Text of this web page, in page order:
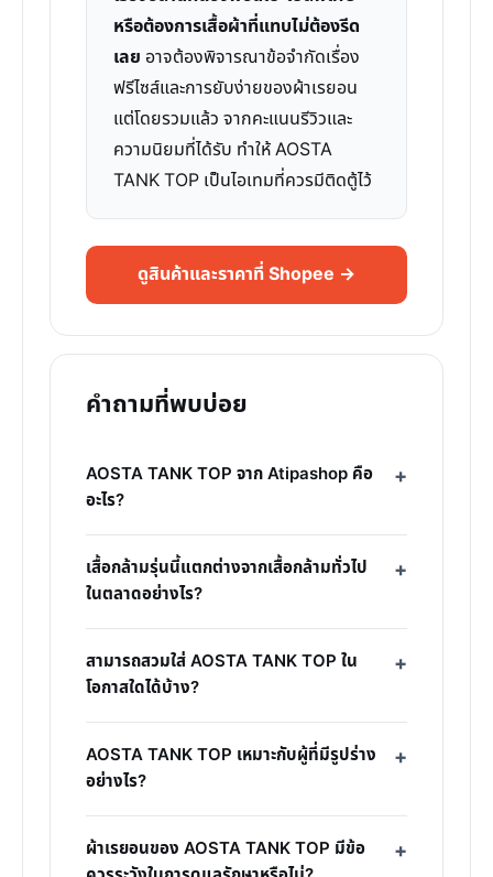
หรือต้องการเสื้อผ้าที่แทบไม่ต้องรีด
เลย อาจต้องพิจารณาข้อจำกัดเรื่อง
ฟรีไซส์และการยับง่ายของผ้าเรยอน
แต่โดยรวมแล้ว จากคะแนนรีวิวและ
ความนิยมที่ได้รับ ทำให้ AOSTA
TANK TOP เป็นไอเทมที่ควรมีติดตู้ไว้
ดูสินค้าและราคาที่ Shopee →
คำถามที่พบบ่อย
AOSTA TANK TOP จาก Atipashop คือ
อะไร?
เสื้อกล้ามรุ่นนี้แตกต่างจากเสื้อกล้ามทั่วไป
ในตลาดอย่างไร?
สามารถสวมใส่ AOSTA TANK TOP ใน
โอกาสใดได้บ้าง?
AOSTA TANK TOP เหมาะกับผู้ที่มีรูปร่าง
อย่างไร?
ผ้าเรยอนของ AOSTA TANK TOP มีข้อ